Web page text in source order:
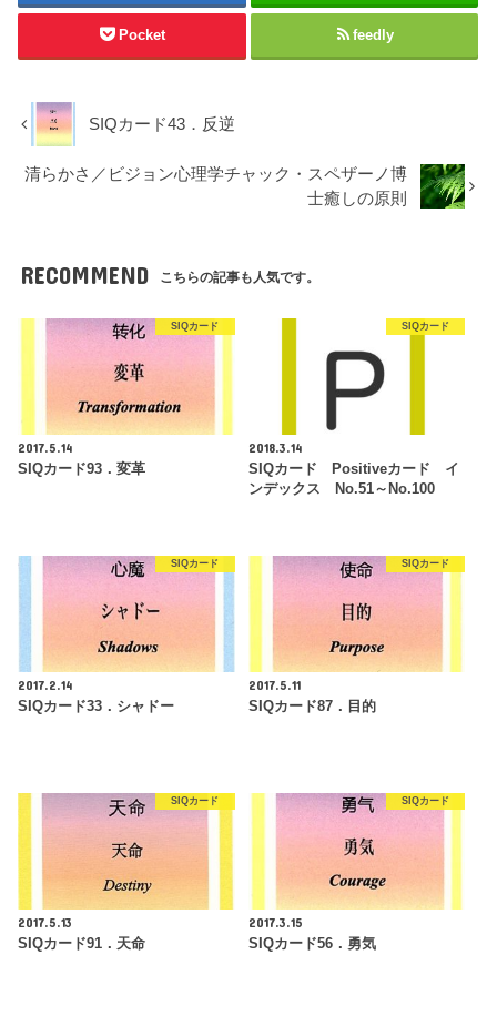
Pocket feedly
SIQカード43．反逆
清らかさ／ビジョン心理学チャック・スペザーノ博
士癒しの原則
RECOMMEND こちらの記事も人気です。
SIQカード
2017.5.14
SIQカード93．変革
SIQカード
2018.3.14
SIQカード Positiveカード イ
ンデックス No.51～No.100
SIQカード
2017.2.14
SIQカード33．シャドー
SIQカード
2017.5.11
SIQカード87．目的
SIQカード
2017.5.13
SIQカード91．天命
SIQカード
2017.3.15
SIQカード56．勇気